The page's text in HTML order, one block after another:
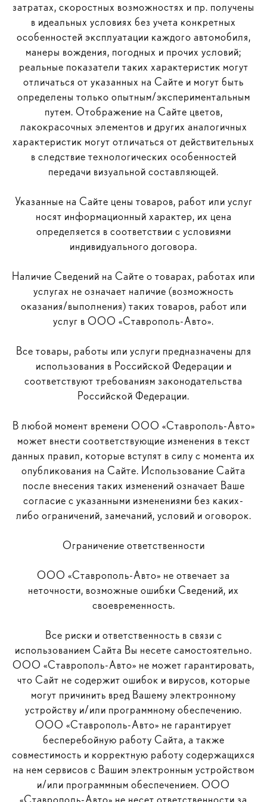
затратах, скоростных возможностях и пр. получены
в идеальных условиях без учета конкретных
особенностей эксплуатации каждого автомобиля,
манеры вождения, погодных и прочих условий;
реальные показатели таких характеристик могут
отличаться от указанных на Сайте и могут быть
определены только опытным/экспериментальным
путем. Отображение на Сайте цветов,
лакокрасочных элементов и других аналогичных
характеристик могут отличаться от действительных
в следствие технологических особенностей
передачи визуальной составляющей.
Указанные на Сайте цены товаров, работ или услуг
носят информационный характер, их цена
определяется в соответствии с условиями
индивидуального договора.
Наличие Сведений на Сайте о товарах, работах или
услугах не означает наличие (возможность
оказания/выполнения) таких товаров, работ или
услуг в ООО «Ставрополь-Авто».
Все товары, работы или услуги предназначены для
использования в Российской Федерации и
соответствуют требованиям законодательства
Российской Федерации.
В любой момент времени ООО «Ставрополь-Авто»
может внести соответствующие изменения в текст
данных правил, которые вступят в силу с момента их
опубликования на Сайте. Использование Сайта
после внесения таких изменений означает Ваше
согласие с указанными изменениями без каких-
либо ограничений, замечаний, условий и оговорок.
Ограничение ответственности
ООО «Ставрополь-Авто» не отвечает за
неточности, возможные ошибки Сведений, их
своевременность.
Все риски и ответственность в связи с
использованием Сайта Вы несете самостоятельно.
ООО «Ставрополь-Авто» не может гарантировать,
что Сайт не содержит ошибок и вирусов, которые
могут причинить вред Вашему электронному
устройству и/или программному обеспечению.
ООО «Ставрополь-Авто» не гарантирует
бесперебойную работу Сайта, а также
совместимость и корректную работу содержащихся
на нем сервисов с Вашим электронным устройством
и/или программным обеспечением. ООО
«Ставрополь-Авто» не несет ответственности за